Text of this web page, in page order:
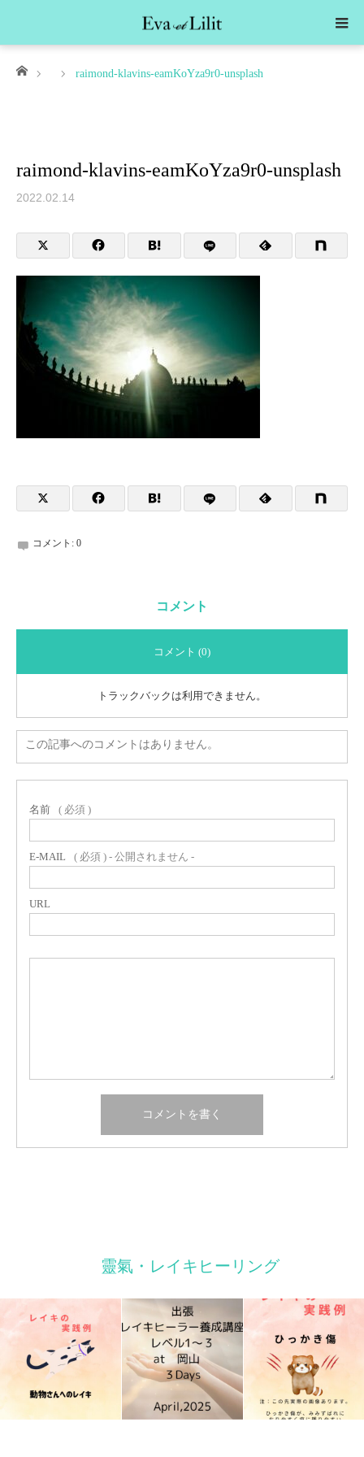
ホーム raimond-klavins-eamKoYza9r0-unsplash
raimond-klavins-eamKoYza9r0-unsplash
2022.02.14
コメント: 0
コメント
コメント (0)
トラックバックは利用できません。
この記事へのコメントはありません。
名前 ( 必須 )
E-MAIL ( 必須 ) - 公開されません -
URL
靈氣・レイキヒーリング